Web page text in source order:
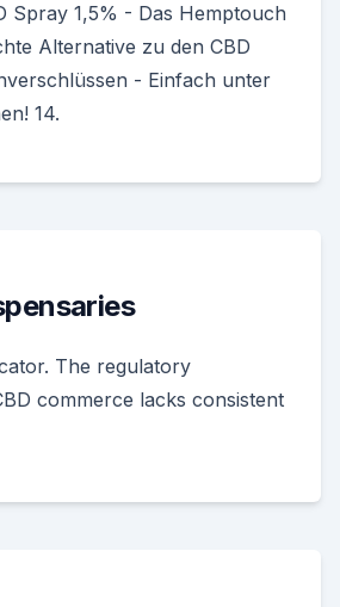
Spray 1,5% - Das Hemptouch
Alternative zu den CBD
- Einfach unter
14.
The regulatory
commerce lacks consistent